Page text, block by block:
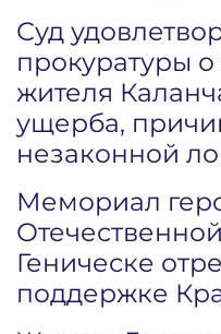
Суд
прокуратуры
жителя
ущерба,
незаконной
Мемориал
Геническе
поддержке